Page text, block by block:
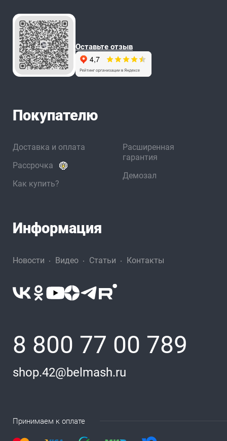
Оставьте отзыв
Покупателю
Доставка и оплата
Рассрочка
Как купить?
Расширенная
гарантия
Демозал
Информация
Новости Видео Статьи Контакты
8 800 77 00 789
shop.42@belmash.ru
Принимаем к оплате